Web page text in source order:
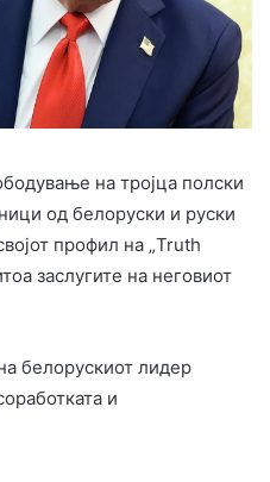
на тројца полски
од белоруски и руски
профил на „Truth
заслугите на неговиот
белорускиот лидер
и